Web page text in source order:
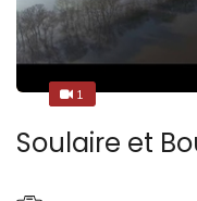
1
1
Soulaire et